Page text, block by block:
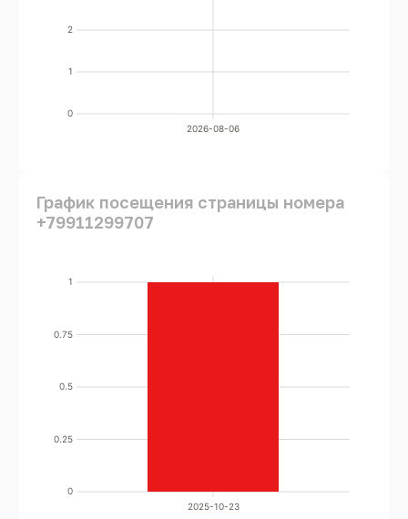
0
1
2
2026-08-06
График посещения страницы номера
+79911299707
0
0.25
0.5
0.75
1
2025-10-23